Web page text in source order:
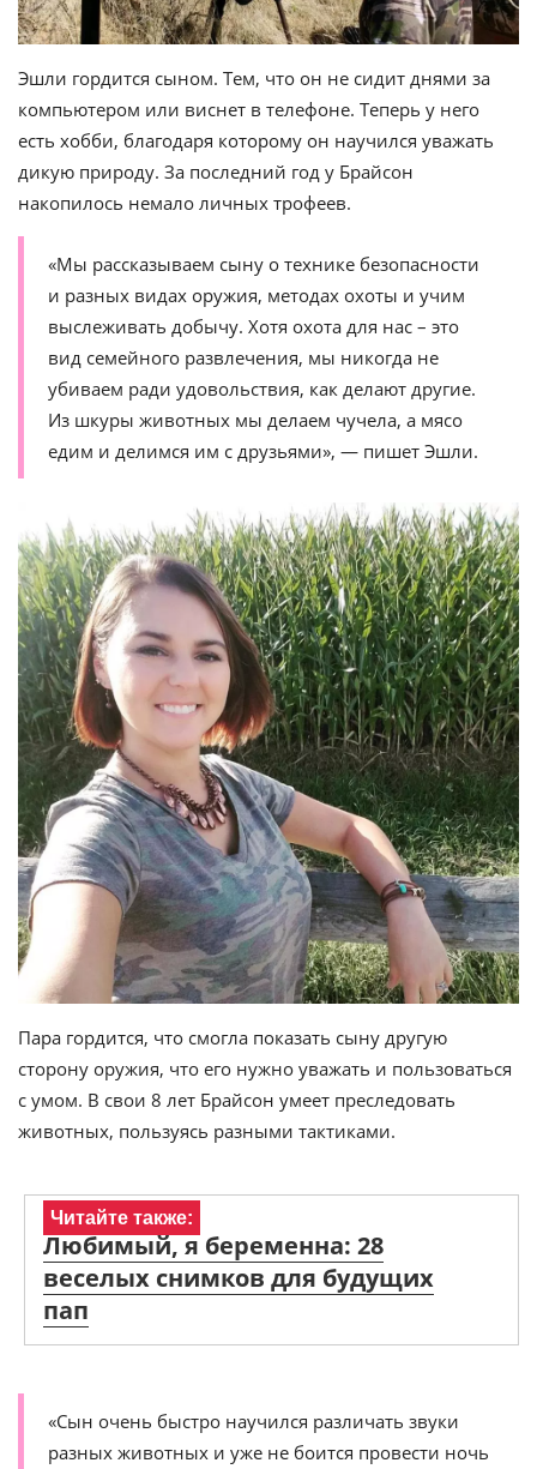
Эшли гордится сыном. Тем, что он не сидит днями за
компьютером или виснет в телефоне. Теперь у него
есть хобби, благодаря которому он научился уважать
дикую природу. За последний год у Брайсон
накопилось немало личных трофеев.
«Мы рассказываем сыну о технике безопасности
и разных видах оружия, методах охоты и учим
выслеживать добычу. Хотя охота для нас – это
вид семейного развлечения, мы никогда не
убиваем ради удовольствия, как делают другие.
Из шкуры животных мы делаем чучела, а мясо
едим и делимся им с друзьями», — пишет Эшли.
Пара гордится, что смогла показать сыну другую
сторону оружия, что его нужно уважать и пользоваться
с умом. В свои 8 лет Брайсон умеет преследовать
животных, пользуясь разными тактиками.
Читайте также:
Любимый, я беременна: 28
веселых снимков для будущих
пап
«Сын очень быстро научился различать звуки
разных животных и уже не боится провести ночь